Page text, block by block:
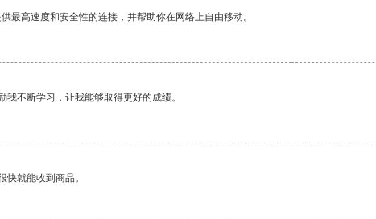
最高速度和安全性的连接，并帮助你在网络上自由移动。
不断学习，让我能够取得更好的成绩。
就能收到商品。